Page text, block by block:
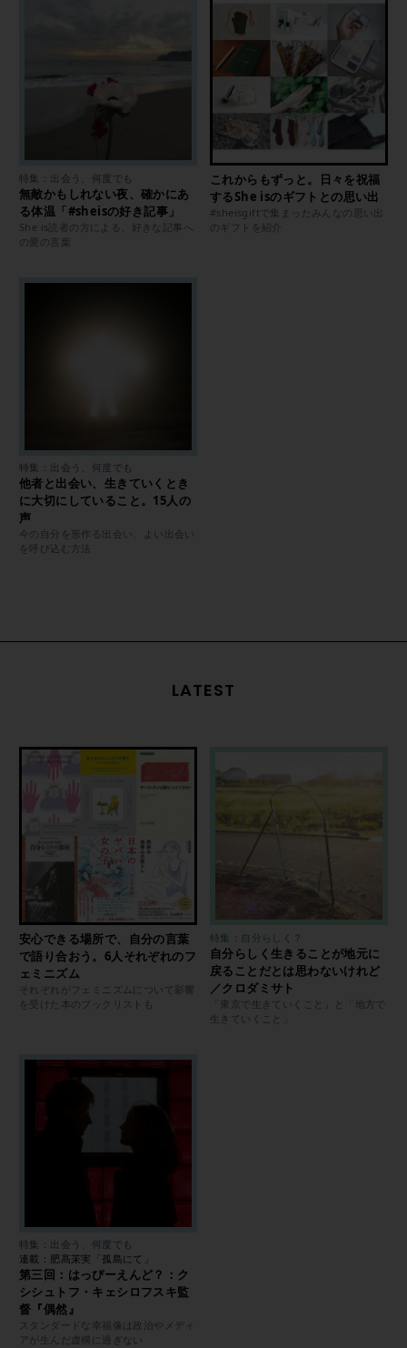
特集：出会う、何度でも
無敵かもしれない夜、確かにあ
る体温「#sheisの好き記事」
She is読者の方による、好きな記事へ
の愛の言葉
これからもずっと。日々を祝福
するShe isのギフトとの思い出
#sheisgiftで集まったみんなの思い出
のギフトを紹介
特集：出会う、何度でも
他者と出会い、生きていくとき
に大切にしていること。15人の
声
今の自分を形作る出会い、よい出会い
を呼び込む方法
LATEST
安心できる場所で、自分の言葉
で語り合おう。6人それぞれのフ
ェミニズム
それぞれがフェミニズムについて影響
を受けた本のブックリストも
特集：自分らしく？
自分らしく生きることが地元に
戻ることだとは思わないけれど
／クロダミサト
「東京で生きていくこと」と「地方で
生きていくこと」
特集：出会う、何度でも
連載：肥髙茉実「孤島にて」
第三回：はっぴーえんど？：ク
シシュトフ・キェシロフスキ監
督『偶然』
スタンダードな幸福像は政治やメディ
アが生んだ虚構に過ぎない